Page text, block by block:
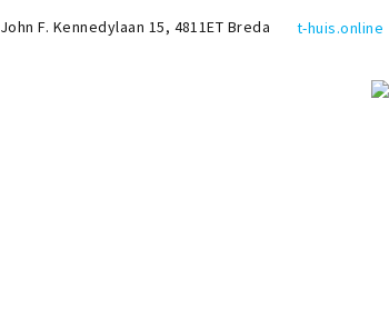
John F. Kennedylaan 15, 4811ET Breda t-huis.online